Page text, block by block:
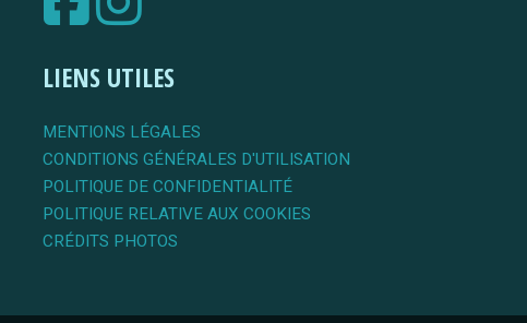
LIENS UTILES
MENTIONS LÉGALES
CONDITIONS GÉNÉRALES D'UTILISATION
POLITIQUE DE CONFIDENTIALITÉ
POLITIQUE RELATIVE AUX COOKIES
CRÉDITS PHOTOS